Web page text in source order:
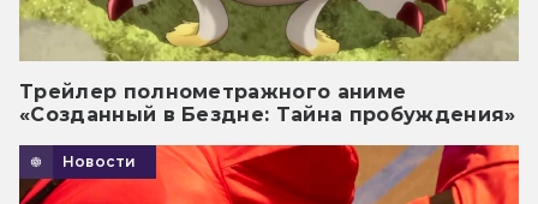
Трейлер полнометражного аниме
«Созданный в Бездне: Тайна пробуждения»
Новости